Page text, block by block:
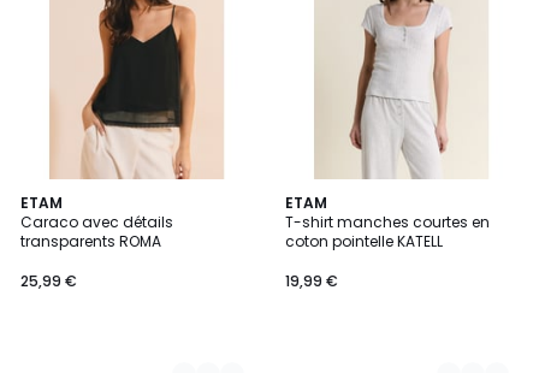
ETAM
Caraco avec détails
transparents ROMA
25,99 €
3
Couleurs
ETAM
T-shirt manches courtes en
coton pointelle KATELL
19,99 €
4
Couleurs